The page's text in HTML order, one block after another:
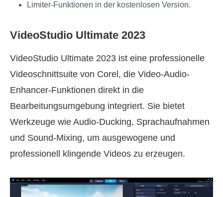
Limiter-Funktionen in der kostenlosen Version.
VideoStudio Ultimate 2023
VideoStudio Ultimate 2023 ist eine professionelle
Videoschnittsuite von Corel, die Video-Audio-
Enhancer-Funktionen direkt in die
Bearbeitungsumgebung integriert. Sie bietet
Werkzeuge wie Audio-Ducking, Sprachaufnahmen
und Sound-Mixing, um ausgewogene und
professionell klingende Videos zu erzeugen.